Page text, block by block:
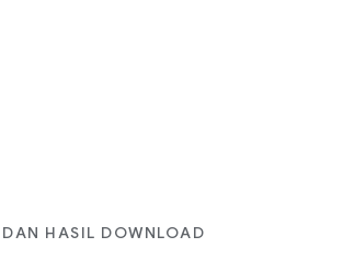
HASIL DOWNLOAD